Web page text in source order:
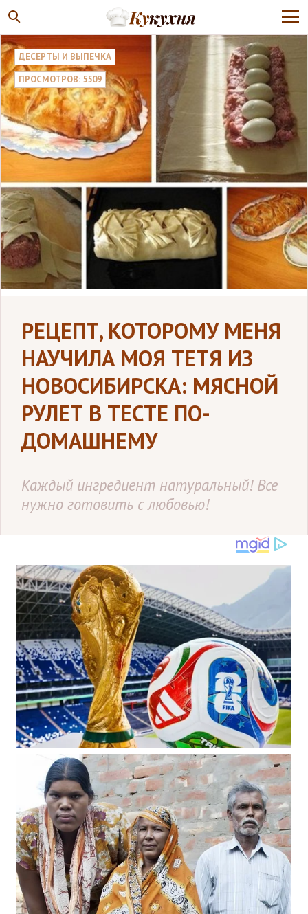
ДЕСЕРТЫ И ВЫПЕЧКА
ПРОСМОТРОВ: 5509
РЕЦЕПТ, КОТОРОМУ МЕНЯ
НАУЧИЛА МОЯ ТЕТЯ ИЗ
НОВОСИБИРСКА: МЯСНОЙ
РУЛЕТ В ТЕСТЕ ПО-
ДОМАШНЕМУ
Каждый ингредиент натуральный! Все
нужно готовить с любовью!